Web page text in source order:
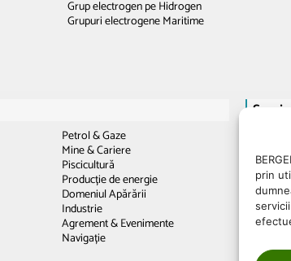
prin
Grup electrogen pe Hidrogen
Grupuri electrogene Maritime
Petrol & Gaze
Mine & Cariere
Piscicultură
Producție de energie
Domeniul Apărării
Industrie
Agrement & Evenimente
Navigație